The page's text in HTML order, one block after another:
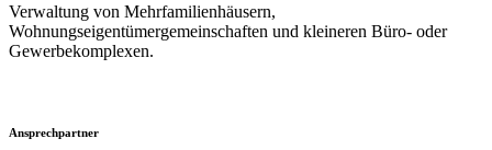
Verwaltung von Mehrfamilienhäusern,
Wohnungseigentümergemeinschaften und kleineren Büro- oder
Gewerbekomplexen.
Ansprechpartner